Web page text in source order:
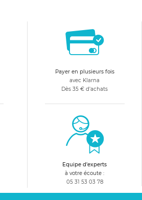
Payer en plusieurs fois
avec Klarna
Dès 35 € d'achats
Equipe d'experts
à votre écoute :
05 31 53 03 78